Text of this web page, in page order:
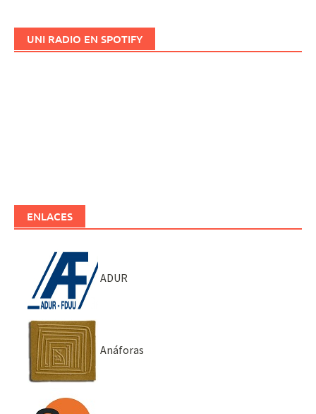
UNI RADIO EN SPOTIFY
ENLACES
ADUR
Anáforas